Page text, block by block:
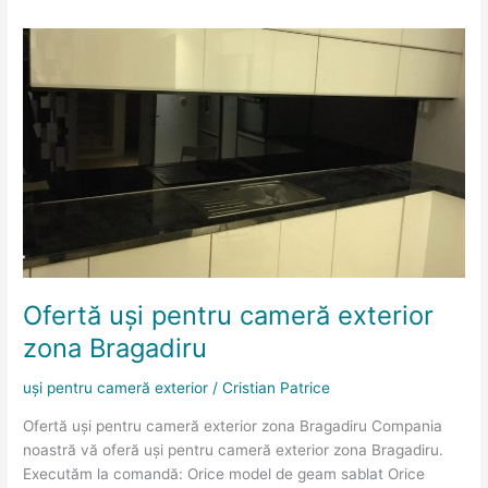
Ofertă uși pentru cameră exterior
zona Bragadiru
uși pentru cameră exterior /Cristian Patrice
Ofertă uși pentru cameră exterior zona Bragadiru Compania
noastră vă oferă uși pentru cameră exterior zona Bragadiru.
Executăm la comandă: Orice model de geam sablat Orice
Ofertă
uși
pentru
cameră
exterior
zona
Bragadiru